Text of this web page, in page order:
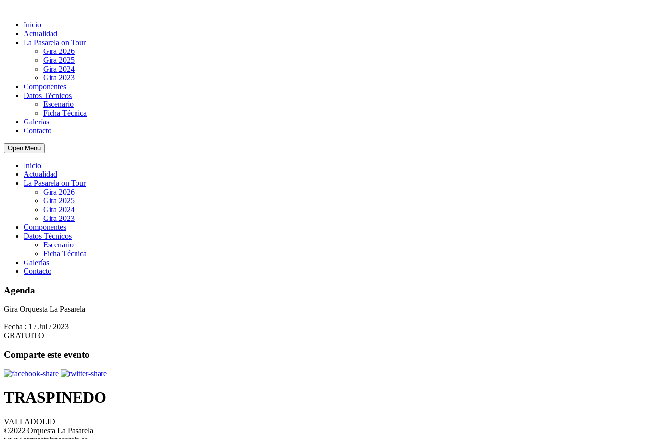
Inicio
Actualidad
La Pasarela on Tour
Gira 2026
Gira 2025
Gira 2024
Gira 2023
Componentes
Datos Técnicos
Escenario
Ficha Técnica
Galerías
Contacto
Open Menu
Inicio
Actualidad
La Pasarela on Tour
Gira 2026
Gira 2025
Gira 2024
Gira 2023
Componentes
Datos Técnicos
Escenario
Ficha Técnica
Galerías
Contacto
Agenda
Gira Orquesta La Pasarela
Fecha : 1 / Jul / 2023
GRATUITO
Comparte este evento
TRASPINEDO
VALLADOLID
©2022 Orquesta La Pasarela